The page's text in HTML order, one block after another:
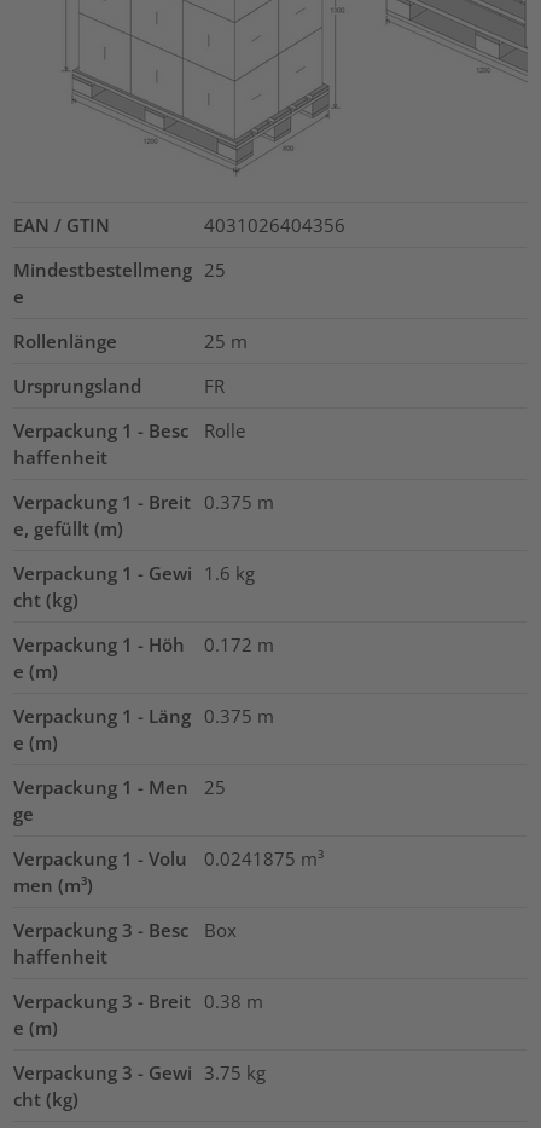
EAN / GTIN
4031026404356
Mindestbestellmeng
e
25
Rollenlänge 25 m
Ursprungsland
FR
Verpackung 1 - Besc
haffenheit
Rolle
Verpackung 1 - Breit
e, gefüllt (m)
0.375 m
Verpackung 1 - Gewi
cht (kg)
1.6 kg
Verpackung 1 - Höh
e (m)
0.172 m
Verpackung 1 - Läng
e (m)
0.375 m
Verpackung 1 - Men
ge
25
Verpackung 1 - Volu
men (m³)
0.0241875 m³
Verpackung 3 - Besc
haffenheit
Box
Verpackung 3 - Breit
e (m)
0.38 m
Verpackung 3 - Gewi
cht (kg)
3.75 kg